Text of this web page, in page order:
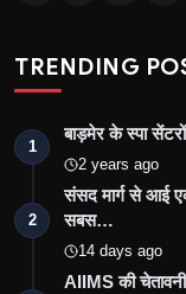
TRENDING
1
बाड़मेर के स्पा
2 years ago
2
संसद मार्ग से आई
सबस…
14 days ago
AIIMS की